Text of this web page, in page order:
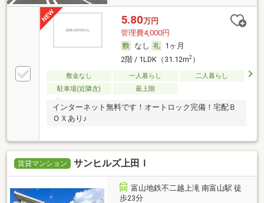
5.80万円
管理費4,000円
なし
1ヶ月
2階 / 1LDK（31.12m2）
敷金なし 一人暮らし
二人暮らし
駐車場(近隣含)
最上階
インターネット無料です！オートロック完備！宅配Ｂ
ＯＸあり♪
賃貸マンション サンヒルズ上田Ｉ
富山地鉄不二越上滝 南富山駅 徒
歩23分